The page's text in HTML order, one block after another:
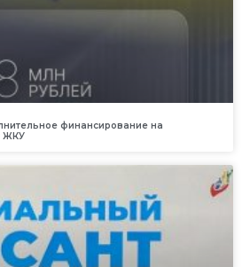
финансирование на
ЖКУ